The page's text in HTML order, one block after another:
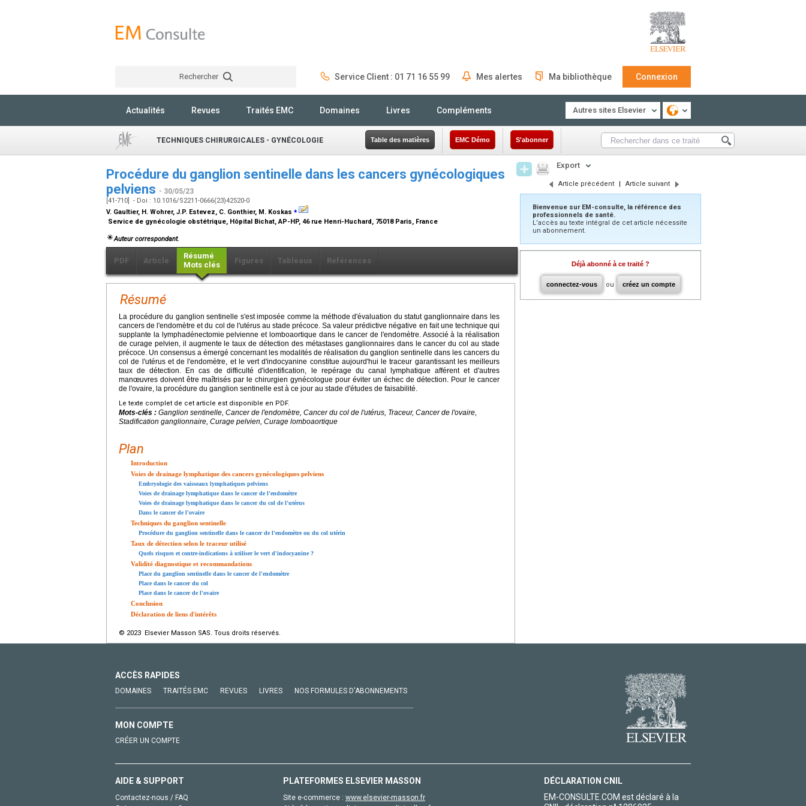
Rechercher Service Client : 01 71 16 55 99 Mes alertes Ma bibliothèque Connexion
Actualités Revues Traités EMC Domaines Livres Compléments Autres sites Elsevier
TECHNIQUES CHIRURGICALES - GYNÉCOLOGIE Table des matières EMC Démo S'abonner
Procédure du ganglion sentinelle dans les cancers gynécologiques
pelviens - 30/05/23
[41-710] - Doi : 10.1016/S2211-0666(23)42520-0
V. Gaultier, H. Wohrer, J.P. Estevez, C. Gonthier, M. Koskas ⁎
Service de gynécologie obstétrique, Hôpital Bichat, AP-HP, 46 rue Henri-Huchard, 75018 Paris, France
Auteur correspondant.
PDF Article
Résumé
Mots clés
Figures Tableaux Références
Résumé
La procédure du ganglion sentinelle s'est imposée comme la méthode d'évaluation du statut ganglionnaire dans les
cancers de l'endomètre et du col de l'utérus au stade précoce. Sa valeur prédictive négative en fait une technique qui
supplante la lymphadénectomie pelvienne et lomboaortique dans le cancer de l'endomètre. Associé à la réalisation
de curage pelvien, il augmente le taux de détection des métastases ganglionnaires dans le cancer du col au stade
précoce. Un consensus a émergé concernant les modalités de réalisation du ganglion sentinelle dans les cancers du
col de l'utérus et de l'endomètre, et le vert d'indocyanine constitue aujourd'hui le traceur garantissant les meilleurs
taux de détection. En cas de difficulté d'identification, le repérage du canal lymphatique afférent et d'autres
manœuvres doivent être maîtrisés par le chirurgien gynécologue pour éviter un échec de détection. Pour le cancer
de l'ovaire, la procédure du ganglion sentinelle est à ce jour au stade d'études de faisabilité.
Le texte complet de cet article est disponible en PDF.
Mots-clés : Ganglion sentinelle, Cancer de l'endomètre, Cancer du col de l'utérus, Traceur, Cancer de l'ovaire,
Stadification ganglionnaire, Curage pelvien, Curage lomboaortique
Plan
Introduction
Voies de drainage lymphatique des cancers gynécologiques pelviens
Embryologie des vaisseaux lymphatiques pelviens
Voies de drainage lymphatique dans le cancer de l'endomètre
Voies de drainage lymphatique dans le cancer du col de l'utérus
Dans le cancer de l'ovaire
Techniques du ganglion sentinelle
Procédure du ganglion sentinelle dans le cancer de l'endomètre ou du col utérin
Taux de détection selon le traceur utilisé
Quels risques et contre-indications à utiliser le vert d'indocyanine ?
Validité diagnostique et recommandations
Place du ganglion sentinelle dans le cancer de l'endomètre
Place dans le cancer du col
Place dans le cancer de l'ovaire
Conclusion
Déclaration de liens d'intérêts
© 2023 Elsevier Masson SAS. Tous droits réservés.
Export
Article précédent | Article suivant
Bienvenue sur EM-consulte, la référence des
professionnels de santé.
L’accès au texte intégral de cet article nécessite
un abonnement.
Déjà abonné à ce traité ?
connectez-vous ou créez un compte
ACCÈS RAPIDES
DOMAINES TRAITÉS EMC REVUES LIVRES NOS FORMULES D'ABONNEMENTS
MON COMPTE
CRÉER UN COMPTE
AIDE & SUPPORT
Contactez-nous / FAQ
PLATEFORMES ELSEVIER MASSON
Site e-commerce : www.elsevier-masson.fr
DÉCLARATION CNIL
EM-CONSULTE.COM est déclaré à la